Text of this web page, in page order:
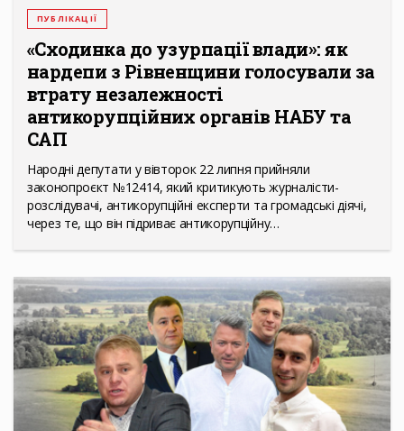
ПУБЛІКАЦІЇ
«Сходинка до узурпації влади»: як
нардепи з Рівненщини голосували за
втрату незалежності
антикорупційних органів НАБУ та
САП
Народні депутати у вівторок 22 липня прийняли
законопроєкт №12414, який критикують журналісти-
розслідувачі, антикорупційні експерти та громадські діячі,
через те, що він підриває антикорупційну…